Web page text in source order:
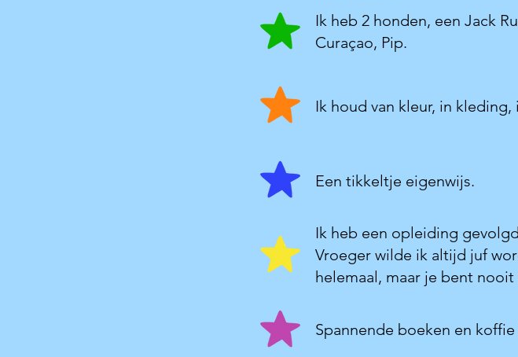
Ik heb 2 honden, een Jack
Curaçao, Pip.
Ik houd van kleur, in
Een tikkeltje eigenwijs.
Ik heb een opleiding
Vroeger wilde ik altijd juf
helemaal, maar je bent
Spannende boeken en